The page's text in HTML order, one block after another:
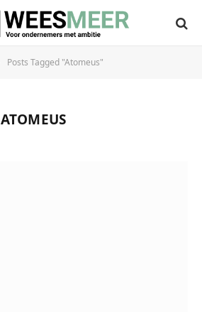
Posts Tagged "Atomeus"
ATOMEUS